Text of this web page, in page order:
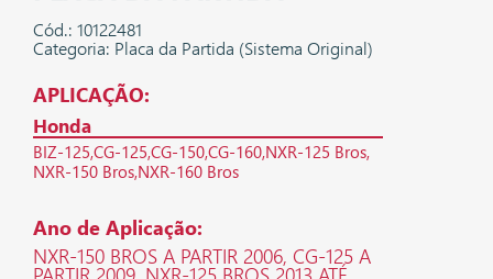
Cód.: 10122481
Categoria: Placa da Partida (Sistema Original)
APLICAÇÃO:
Honda
BIZ-125 CG-125 CG-150CG-160 NXR-125 Bros
NXR-150 Bros NXR-160 Bros
Ano de Aplicação:
NXR-150 BROS A PARTIR 2006, CG-125 A